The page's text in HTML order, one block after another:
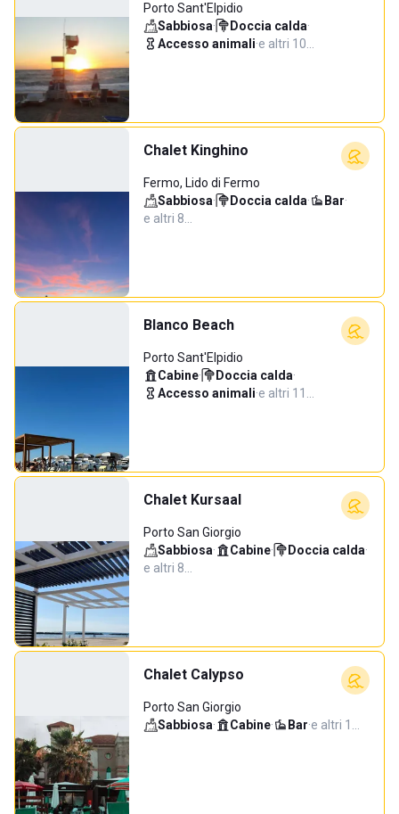
Porto Sant'Elpidio
Sabbiosa· Doccia calda·
Accesso animali·e altri 10…
Chalet Kinghino
Fermo, Lido di Fermo
Sabbiosa· Doccia calda· Bar·
e altri 8…
Blanco Beach
Porto Sant'Elpidio
Cabine· Doccia calda·
Accesso animali·e altri 11…
Chalet Kursaal
Porto San Giorgio
Sabbiosa· Cabine· Doccia calda·
e altri 8…
Chalet Calypso
Porto San Giorgio
Sabbiosa· Cabine· Bar·e altri 1…